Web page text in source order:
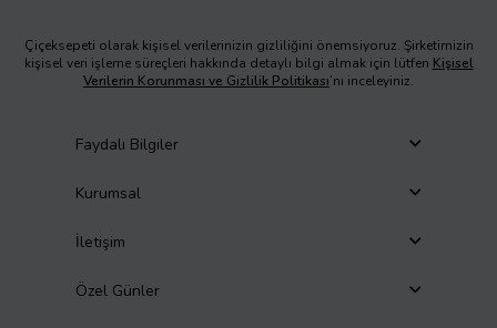
Çiçeksepeti olarak kişisel verilerinizin gizliliğini önemsiyoruz. Şirketimizin
kişisel veri işleme süreçleri hakkında detaylı bilgi almak için lütfen Kişisel
Verilerin Korunması ve Gizlilik Politikası’nı inceleyiniz.
Faydalı Bilgiler
Kurumsal
İletişim
Özel Günler